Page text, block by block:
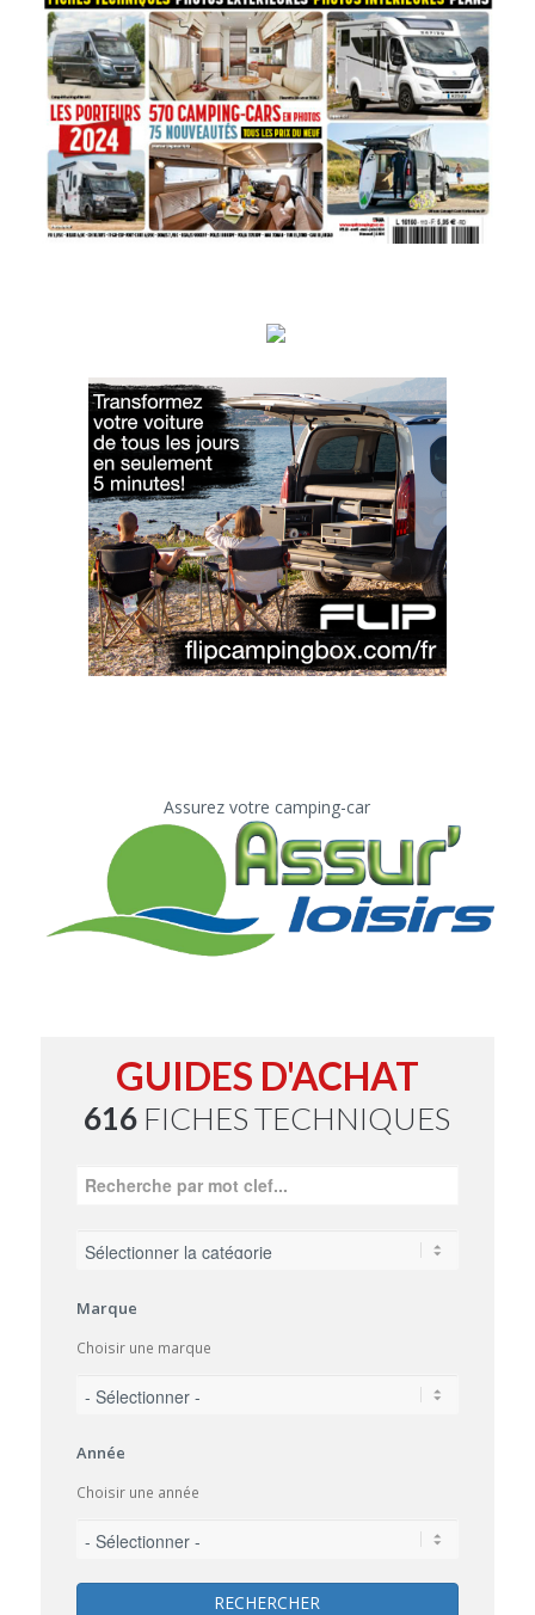
Assurez votre camping-car
GUIDES D'ACHAT
616 FICHES TECHNIQUES
Marque
Choisir une marque
Année
Choisir une année
RECHERCHER